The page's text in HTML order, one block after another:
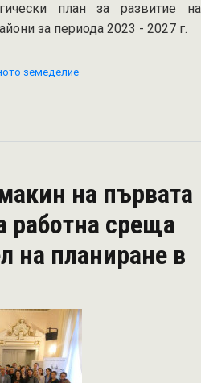
план за развитие на
за периода 2023 - 2027 г.
земеделие
на първата
среща
на планиране в